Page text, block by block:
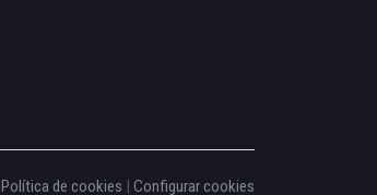
Política de cookies | Configurar cookies